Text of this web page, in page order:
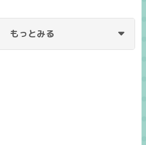
もっとみる